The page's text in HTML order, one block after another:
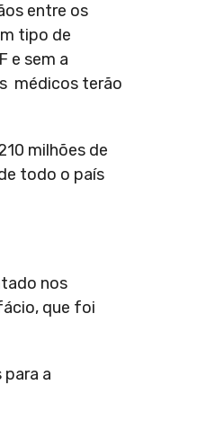
entre os
tipo de
e sem a
médicos terão
milhões de
todo o país
nos
que foi
a